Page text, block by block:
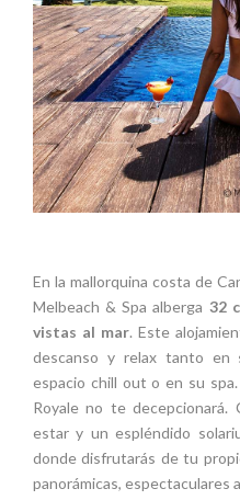
En la mallorquina costa de
Melbeach & Spa alberga 32
vistas al mar. Este
descanso y relax tanto en
espacio chill out o en su
Royale no te decepcionará.
estar y un espléndido
donde disfrutarás de tu
panorámicas, espectaculares